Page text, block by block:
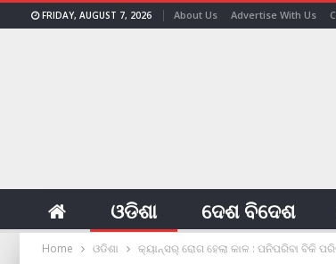
FRIDAY, AUGUST 7, 2026 About Us Advertise With Us
ଓଡିଶା ଦେଶ ବିଦେଶ
Home ଓଡିଶା କ୍ୟାନ୍‌ସର୍‌ ରୋଗ ହେଲା କାଳ : ପନିପରିବା ବିକି